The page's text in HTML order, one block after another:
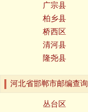
广宗县
柏乡县
桥西区
清河县
隆尧县
河北省邯郸市邮编查询
丛台区